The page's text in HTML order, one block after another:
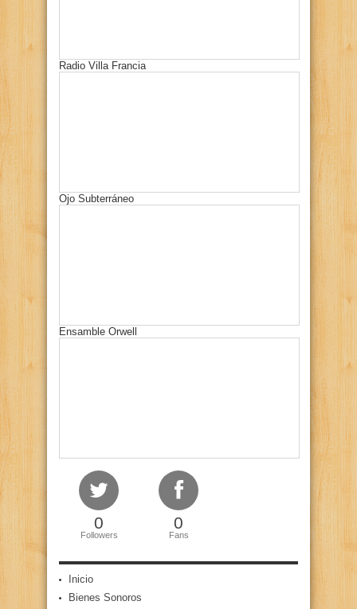
Radio Villa Francia
Ojo Subterráneo
Ensamble Orwell
0
Followers
0
Fans
Inicio
Bienes Sonoros